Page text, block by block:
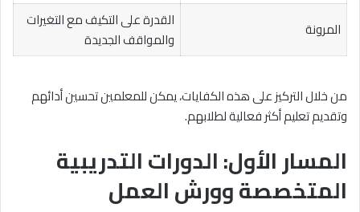
المرونة
القدرة على التكيف مع التغيرات
والمواقف الجديدة
من خلال التركيز على هذه الكفايات، يمكن للمعلمين تحسين أدائهم
وتقديم تعليم أكثر فعالية لطلابهم.
المسار الأول: الدورات التدريبية
المتخصصة وورش العمل